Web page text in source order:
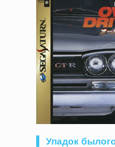
▍ Упадок